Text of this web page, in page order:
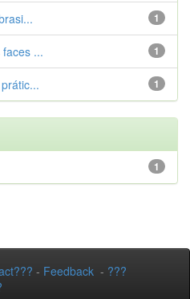
1
1
...
1
1
- Feedback - ???